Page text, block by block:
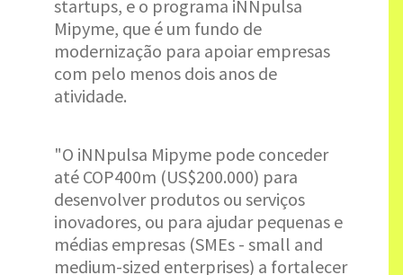
startups, e o programa iNNpulsa
Mipyme, que é um fundo de
modernização para apoiar empresas
com pelo menos dois anos de
atividade.
"O iNNpulsa Mipyme pode conceder
até COP400m (US$200.000) para
desenvolver produtos ou serviços
inovadores, ou para ajudar pequenas e
médias empresas (SMEs - small and
medium-sized enterprises) a fortalecer